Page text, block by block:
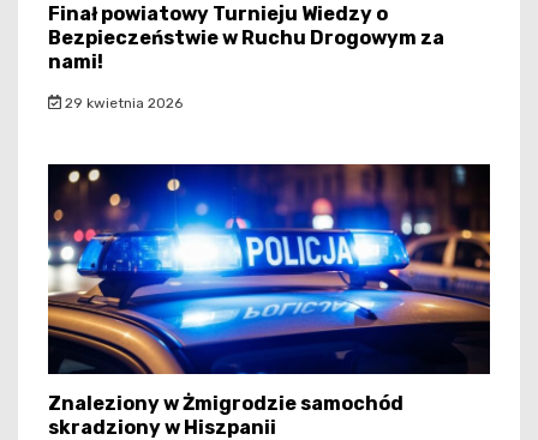
Finał powiatowy Turnieju Wiedzy o
Bezpieczeństwie w Ruchu Drogowym za
nami!
29 kwietnia 2026
Znaleziony w Żmigrodzie samochód
skradziony w Hiszpanii